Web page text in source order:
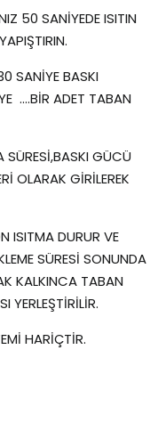
50 SANİYEDE ISITIN
SANİYE BASKI
....BİR ADET TABAN
SÜRESİ,BASKI GÜCÜ
OLARAK GİRİLEREK
ISITMA DURUR VE
SÜRESİ SONUNDA
KALKINCA TABAN
YERLEŞTİRİLİR.
HARİÇTİR.